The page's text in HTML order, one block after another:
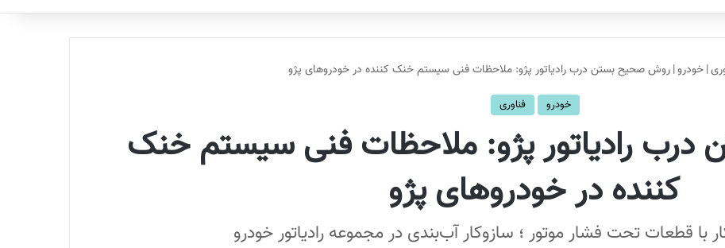
|خودرو|روش صحیح بستن درب رادیاتور پژو: ملاحظات فنی سیستم خنک‌ کننده در خودروهای پژو
خودرو فناوری
رادیاتور پژو: ملاحظات فنی سیستم خنک‌
کننده در خودروهای پژو
با قطعات تحت فشار موتور ؛ سازوکار آب‌بندی در مجموعه رادیاتور خودرو